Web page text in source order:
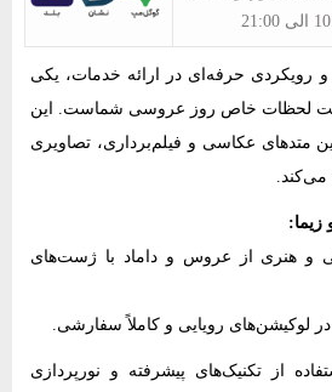
و رویکردی حرفه‌ای در ارائه خدمات، یکی
ثبت لحظات خاص روز عروسی شماست. این
متدهای عکاسی و فیلم‌برداری، تصاویری
می‌کند.
زیما:
و هنری از عروس و داماد با ژست‌های
لوکیشن‌های رویایی و کاملاً سفارشی.
از تکنیک‌های پیشرفته و نورپردازی